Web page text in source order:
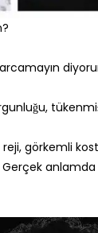
reji, görkemli